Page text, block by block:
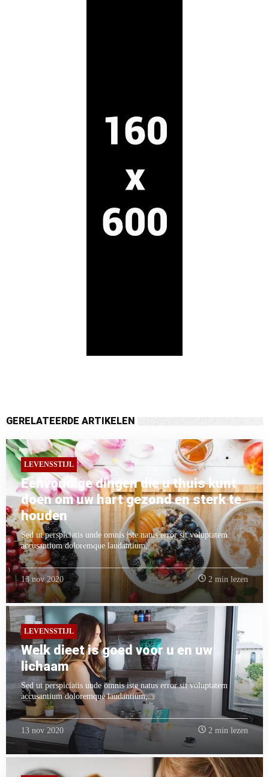
GERELATEERDE ARTIKELEN
LEVENSSTIJL
Eenvoudige dingen die u thuis kunt
doen om uw hart gezond en sterk te
houden
Sed ut perspiciatis unde omnis iste natus error sit voluptatem
accusantium doloremque laudantium,...
13 nov 2020 2 min lezen
LEVENSSTIJL
Welk dieet is goed voor u en uw
lichaam
Sed ut perspiciatis unde omnis iste natus error sit voluptatem
accusantium doloremque laudantium,...
13 nov 2020 2 min lezen